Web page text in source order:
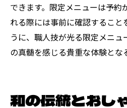
できます。限定メニューは予約
れる際には事前に確認すること
うに、職人技が光る限定メニ
の真髄を感じる貴重な体験とな
和の伝統とおし